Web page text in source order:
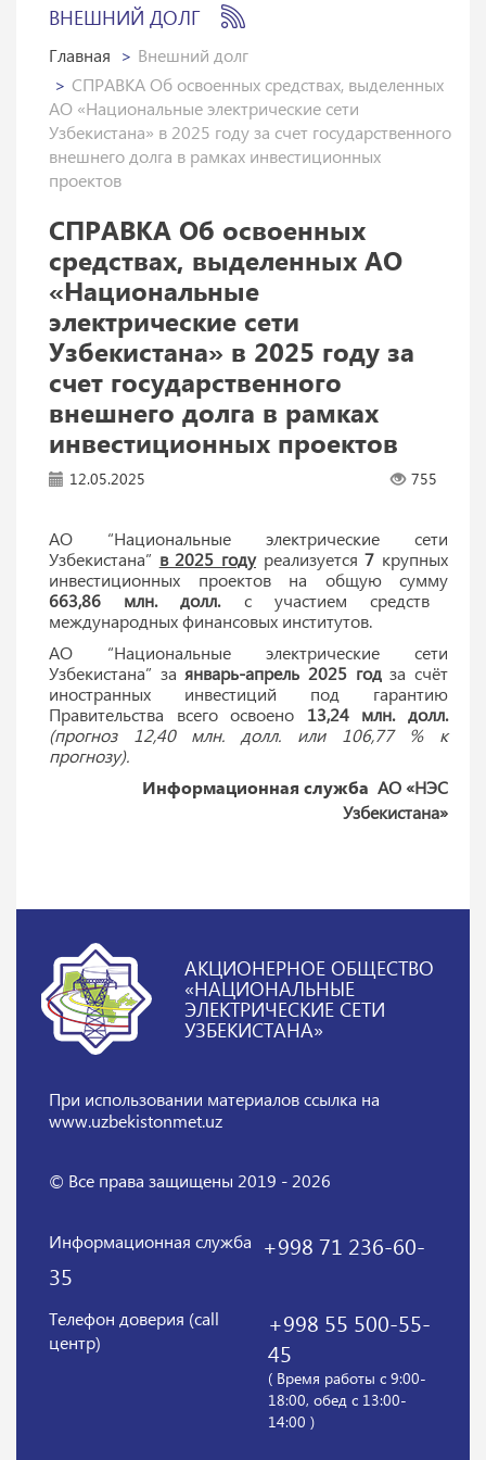
ВНЕШНИЙ ДОЛГ
Главная
Внешний долг
СПРАВКА Об освоенных средствах, выделенных
АО «Национальные электрические сети
Узбекистана» в 2025 году за счет государственного
внешнего долга в рамках инвестиционных
проектов
СПРАВКА Об освоенных
средствах, выделенных АО
«Национальные
электрические сети
Узбекистана» в 2025 году за
счет государственного
внешнего долга в рамках
инвестиционных проектов
12.05.2025 755
АО “Национальные электрические сети
Узбекистана” в 2025 годуреализуется7 крупных
инвестиционных проектов на общую сумму
663,86 млн. долл. с участием средств
международных финансовых институтов.
АО “Национальные электрические сети
Узбекистана” за январь-апрель 2025 годза счёт
иностранных инвестиций под гарантию
Правительства всего освоено 13,24 млн. долл.
(прогноз 12,40 млн. долл. или 106,77 % к
прогнозу).
Информационная служба АО «НЭС
Узбекистана»
АКЦИОНЕРНОЕ ОБЩЕСТВО
«НАЦИОНАЛЬНЫЕ
ЭЛЕКТРИЧЕСКИЕ СЕТИ
УЗБЕКИСТАНА»
При использовании материаловссылка на
www.uzbekistonmet.uz
© Все права защищены 2019 - 2026
Информационная служба
+998 71 236-60-
35
Телефон доверия (call
центр)
+998 55 500-55-
45
( Время работы с 9:00-
18:00, обед с 13:00-
14:00 )